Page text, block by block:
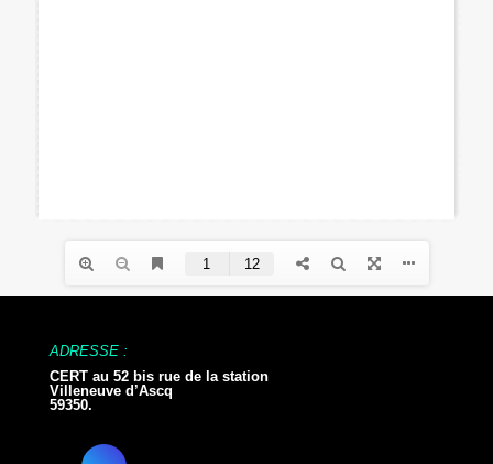
ADRESSE :
CERT au 52 bis rue de la station
Villeneuve d’Ascq
59350.